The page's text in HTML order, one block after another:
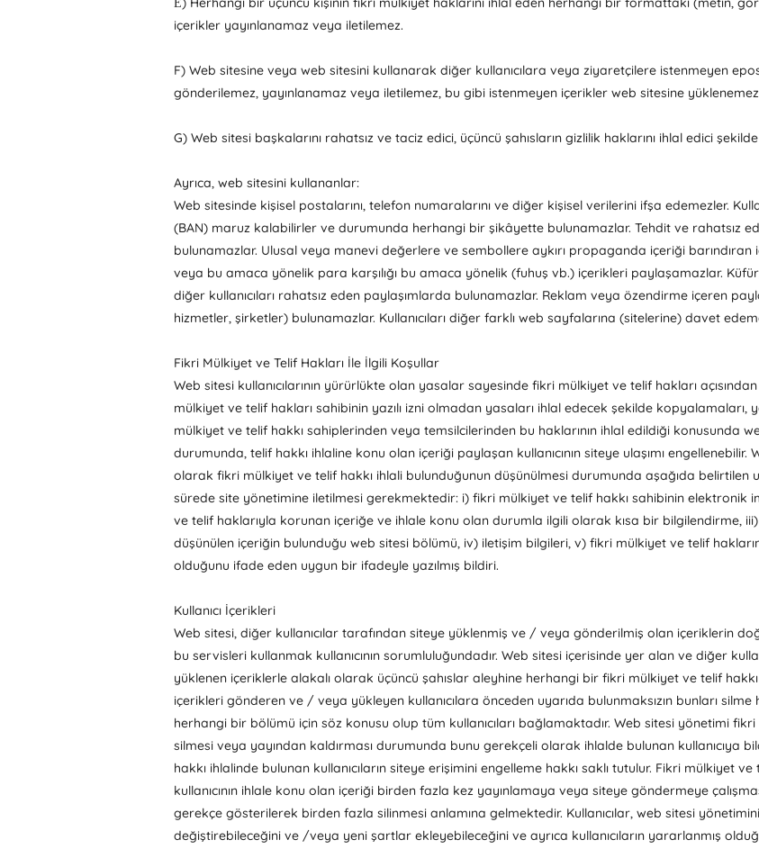
içerikler yayınlanamaz veya iletilemez.
F) Web sitesine veya web sitesini kullanarak diğer kullanıcılara veya ziyaretçilere istenmeyen
gönderilemez, yayınlanamaz veya iletilemez, bu gibi istenmeyen içerikler web sitesine
G) Web sitesi başkalarını rahatsız ve taciz edici, üçüncü şahısların gizlilik haklarını ihlal edici
Ayrıca, web sitesini kullananlar:
Web sitesinde kişisel postalarını, telefon numaralarını ve diğer kişisel verilerini ifşa edemezler.
(BAN) maruz kalabilirler ve durumunda herhangi bir şikâyette bulunamazlar. Tehdit ve rahatsız
bulunamazlar. Ulusal veya manevi değerlere ve sembollere aykırı propaganda içeriği barındıran
veya bu amaca yönelik para karşılığı bu amaca yönelik (fuhuş vb.) içerikleri paylaşamazlar.
diğer kullanıcıları rahatsız eden paylaşımlarda bulunamazlar. Reklam veya özendirme içeren
hizmetler, şirketler) bulunamazlar. Kullanıcıları diğer farklı web sayfalarına (sitelerine) davet
Fikri Mülkiyet ve Telif Hakları İle İlgili Koşullar
Web sitesi kullanıcılarının yürürlükte olan yasalar sayesinde fikri mülkiyet ve telif hakları
mülkiyet ve telif hakları sahibinin yazılı izni olmadan yasaları ihlal edecek şekilde kopyalamaları,
mülkiyet ve telif hakkı sahiplerinden veya temsilcilerinden bu haklarının ihlal edildiği konusunda
durumunda, telif hakkı ihlaline konu olan içeriği paylaşan kullanıcının siteye ulaşımı
olarak fikri mülkiyet ve telif hakkı ihlali bulunduğunun düşünülmesi durumunda aşağıda belirtilen
sürede site yönetimine iletilmesi gerekmektedir: i) fikri mülkiyet ve telif hakkı sahibinin elektronik
ve telif haklarıyla korunan içeriğe ve ihlale konu olan durumla ilgili olarak kısa bir bilgilendirme,
düşünülen içeriğin bulunduğu web sitesi bölümü, iv) iletişim bilgileri, v) fikri mülkiyet ve telif
olduğunu ifade eden uygun bir ifadeyle yazılmış bildiri.
Kullanıcı İçerikleri
Web sitesi, diğer kullanıcılar tarafından siteye yüklenmiş ve / veya gönderilmiş olan içeriklerin
bu servisleri kullanmak kullanıcının sorumluluğundadır. Web sitesi içerisinde yer alan ve diğer
yüklenen içeriklerle alakalı olarak üçüncü şahıslar aleyhine herhangi bir fikri mülkiyet ve telif
içerikleri gönderen ve / veya yükleyen kullanıcılara önceden uyarıda bulunmaksızın bunları
herhangi bir bölümü için söz konusu olup tüm kullanıcıları bağlamaktadır. Web sitesi yönetimi
silmesi veya yayından kaldırması durumunda bunu gerekçeli olarak ihlalde bulunan kullanıcıya
hakkı ihlalinde bulunan kullanıcıların siteye erişimini engelleme hakkı saklı tutulur. Fikri mülkiyet
kullanıcının ihlale konu olan içeriği birden fazla kez yayınlamaya veya siteye göndermeye
gerekçe gösterilerek birden fazla silinmesi anlamına gelmektedir. Kullanıcılar, web sitesi
değiştirebileceğini ve /veya yeni şartlar ekleyebileceğini ve ayrıca kullanıcıların yararlanmış